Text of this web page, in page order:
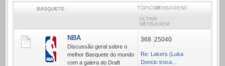
BASQUETE TÓPICOSMENSAGENS
ÚLTIMA
MENSAGEM
NBA
Discussão geral sobre o
melhor Basquete do mundo
com a galera do Draft
368 25040
Re: Lakers (Luka
Doncic troca…